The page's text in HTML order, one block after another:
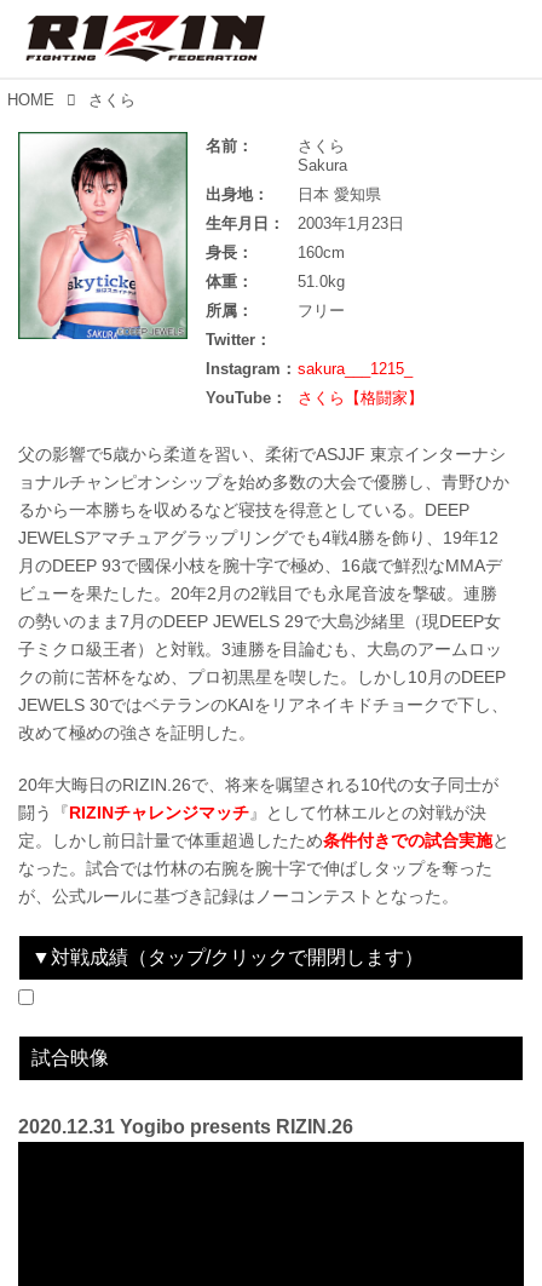
HOME さくら
名前：
さくら
Sakura
出身地：
日本 愛知県
生年月日：
2003年1月23日
身長：
160cm
体重：
51.0kg
所属：
フリー
Twitter：
Instagram： sakura___1215_
YouTube：
さくら【格闘家】
父の影響で5歳から柔道を習い、柔術でASJJF 東京インターナシ
ョナルチャンピオンシップを始め多数の大会で優勝し、青野ひか
るから一本勝ちを収めるなど寝技を得意としている。DEEP
JEWELSアマチュアグラップリングでも4戦4勝を飾り、19年12
月のDEEP 93で國保小枝を腕十字で極め、16歳で鮮烈なMMAデ
ビューを果たした。20年2月の2戦目でも永尾音波を撃破。連勝
の勢いのまま7月のDEEP JEWELS 29で大島沙緒里（現DEEP女
子ミクロ級王者）と対戦。3連勝を目論むも、大島のアームロッ
クの前に苦杯をなめ、プロ初黒星を喫した。しかし10月のDEEP
JEWELS 30ではベテランのKAIをリアネイキドチョークで下し、
改めて極めの強さを証明した。
20年大晦日のRIZIN.26で、将来を嘱望される10代の女子同士が
闘う『RIZINチャレンジマッチ』として竹林エルとの対戦が決
定。しかし前日計量で体重超過したため条件付きでの試合実施と
なった。試合では竹林の右腕を腕十字で伸ばしタップを奪った
が、公式ルールに基づき記録はノーコンテストとなった。
▼対戦成績（タップ/クリックで開閉します）
試合映像
2020.12.31 Yogibo presents RIZIN.26